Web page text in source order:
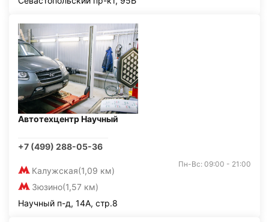
Автотехцентр Научный
+7 (499) 288-05-36
Калужская(1,09 км)
Зюзино(1,57 км)
Пн-Вс: 09:00 - 21:00
Научный п-д, 14А, стр.8